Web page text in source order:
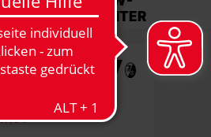
MATCHCENTER
MEHR NEWS
ALS KAPITÄNIN